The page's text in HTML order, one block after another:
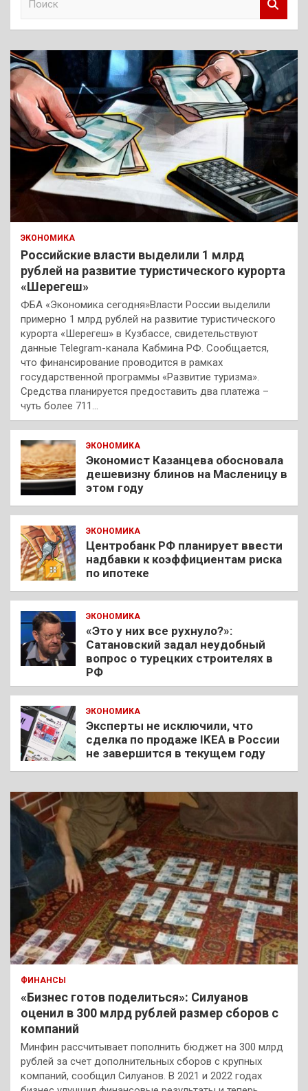
к
ЭКОНОМИКА
Российские власти выделили 1 млрд
рублей на развитие туристического курорта
«Шерегеш»
ФБА «Экономика сегодня»Власти России выделили
примерно 1 млрд рублей на развитие туристического
курорта «Шерегеш» в Кузбассе, свидетельствуют
данные Telegram-канала Кабмина РФ. Сообщается,
что финансирование проводится в рамках
государственной программы «Развитие туризма».
Средства планируется предоставить два платежа –
чуть более 711…
ЭКОНОМИКА
Экономист Казанцева обосновала
дешевизну блинов на Масленицу в
этом году
ЭКОНОМИКА
Центробанк РФ планирует ввести
надбавки к коэффициентам риска
по ипотеке
ЭКОНОМИКА
«Это у них все рухнуло?»:
Сатановский задал неудобный
вопрос о турецких строителях в
РФ
ЭКОНОМИКА
Эксперты не исключили, что
сделка по продаже IKEA в России
не завершится в текущем году
ФИНАНСЫ
«Бизнес готов поделиться»: Силуанов
оценил в 300 млрд рублей размер сборов с
компаний
Минфин рассчитывает пополнить бюджет на 300 млрд
рублей за счет дополнительных сборов с крупных
компаний, сообщил Силуанов. В 2021 и 2022 годах